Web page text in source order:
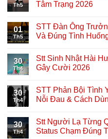
Th5
Tâm Trạng 2026
01
Th5
STT Đàn Ông
Và Đúng Tình
30
Th4
Stt Sinh Nhật Hài
Gây Cười 2026
30
Th4
STT Phản Bội Tình
Nỗi Đau & Cách
30
Th4
Stt Người Lạ Từng
Status Chạm Đúng